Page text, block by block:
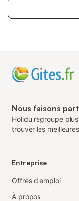
Nous faisons
Holidu regroupe
trouver les
Entreprise
Offres d'emploi
À propos